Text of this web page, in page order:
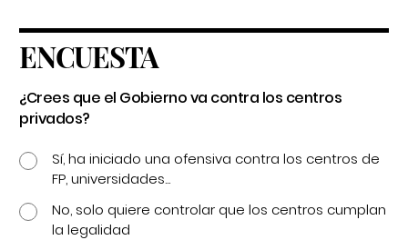
ENCUESTA
¿Crees que el Gobierno va contra los centros
privados?
Sí, ha iniciado una ofensiva contra los centros de
FP, universidades...
No, solo quiere controlar que los centros cumplan
la legalidad